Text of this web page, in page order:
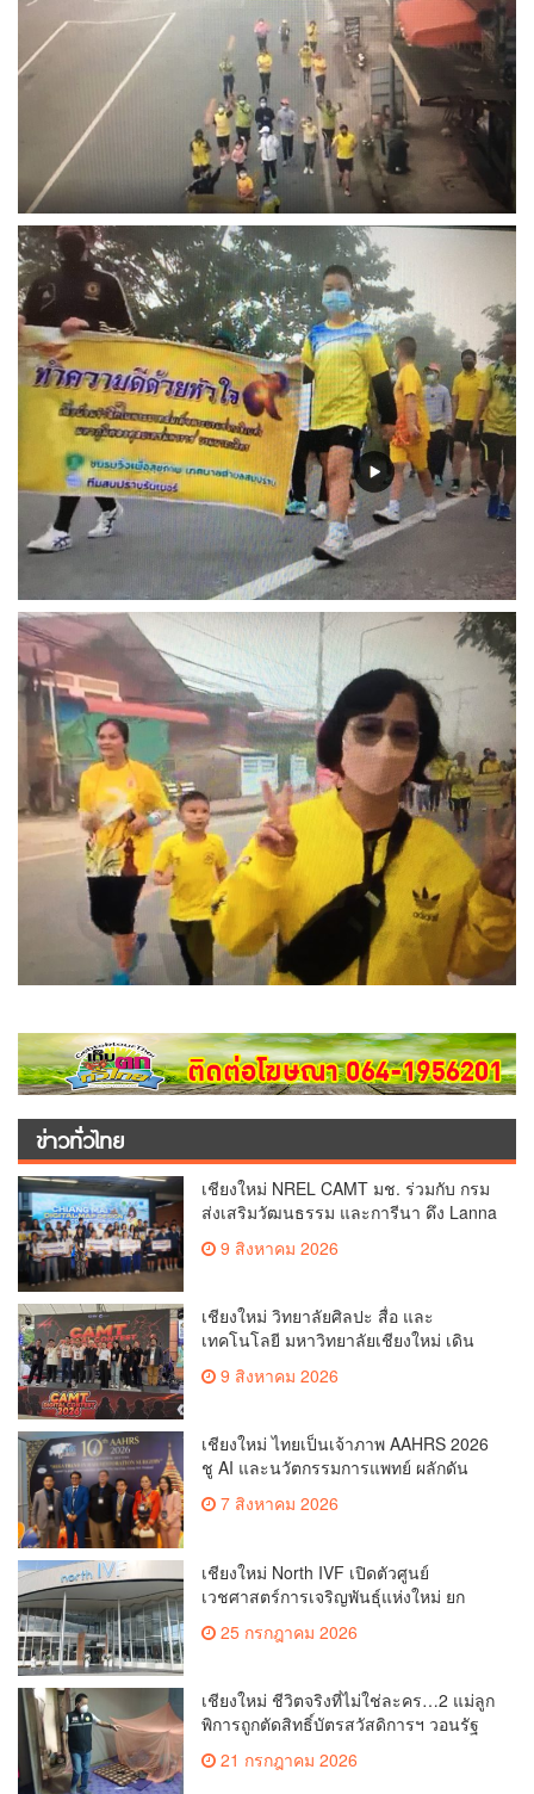
ข่าวทั่วไทย
เชียงใหม่ NREL CAMT มช. ร่วมกับ กรม
ส่งเสริมวัฒนธรรม และการีนา ดึง Lanna
เชียงใหม่มุ่งสู่มรดกโลก UNESCO (คลิป)
9 สิงหาคม 2026
เชียงใหม่ วิทยาลัยศิลปะ สื่อ และ
เทคโนโลยี มหาวิทยาลัยเชียงใหม่ เดิน
หน้าสร้างแรงบันดาลใจจัดกิจกรรม
“CAMT Digital Contest 2026”(คลิป)
9 สิงหาคม 2026
เชียงใหม่ ไทยเป็นเจ้าภาพ AAHRS 2026
ชู AI และนวัตกรรมการแพทย์ ผลักดัน
Medical Hub และศูนย์กลางปลูกผมแห่ง
เอเชีย(คลิป)
7 สิงหาคม 2026
เชียงใหม่ North IVF เปิดตัวศูนย์
เวชศาสตร์การเจริญพันธุ์แห่งใหม่ ยก
บุตรยากของภูมิภาค(คลิป)
25 กรกฎาคม 2026
เชียงใหม่ ชีวิตจริงที่ไม่ใช่ละคร…2 แม่ลูก
พิการถูกตัดสิทธิ์บัตรสวัสดิการฯ วอนรัฐ
ทบทวนเกณฑ์ช่วยคนจน(คลิป)
21 กรกฎาคม 2026